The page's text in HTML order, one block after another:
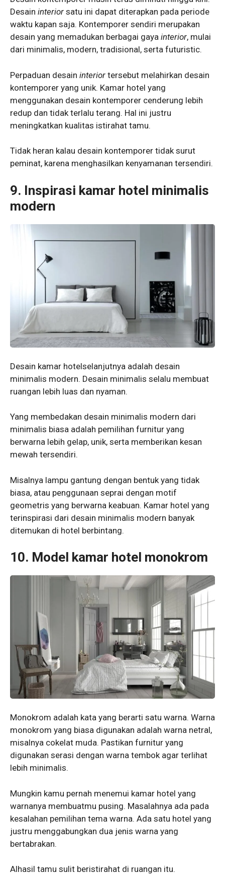
Desain interior satu ini dapat diterapkan pada periode
waktu kapan saja. Kontemporer sendiri merupakan
desain yang memadukan berbagai gaya interior, mulai
dari minimalis, modern, tradisional, serta futuristic.
Perpaduan desain interior tersebut melahirkan desain
kontemporer yang unik. Kamar hotel yang
menggunakan desain kontemporer cenderung lebih
redup dan tidak terlalu terang. Hal ini justru
meningkatkan kualitas istirahat tamu.
Tidak heran kalau desain kontemporer tidak surut
peminat, karena menghasilkan kenyamanan tersendiri.
9. Inspirasi kamar hotel minimalis
modern
Desain kamar hotelselanjutnya adalah desain
minimalis modern. Desain minimalis selalu membuat
ruangan lebih luas dan nyaman.
Yang membedakan desain minimalis modern dari
minimalis biasa adalah pemilihan furnitur yang
berwarna lebih gelap, unik, serta memberikan kesan
mewah tersendiri.
Misalnya lampu gantung dengan bentuk yang tidak
biasa, atau penggunaan seprai dengan motif
geometris yang berwarna keabuan. Kamar hotel yang
terinspirasi dari desain minimalis modern banyak
ditemukan di hotel berbintang.
10. Model kamar hotel monokrom
Monokrom adalah kata yang berarti satu warna. Warna
monokrom yang biasa digunakan adalah warna netral,
misalnya cokelat muda. Pastikan furnitur yang
digunakan serasi dengan warna tembok agar terlihat
lebih minimalis.
Mungkin kamu pernah menemui kamar hotel yang
warnanya membuatmu pusing. Masalahnya ada pada
kesalahan pemilihan tema warna. Ada satu hotel yang
justru menggabungkan dua jenis warna yang
bertabrakan.
Alhasil tamu sulit beristirahat di ruangan itu.